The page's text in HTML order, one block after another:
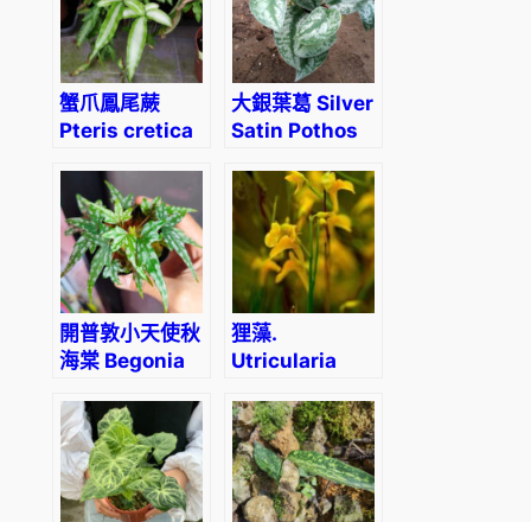
蟹爪鳳尾蕨
Pteris cretica
大銀葉葛 Silver
Satin Pothos
pictus
‘exotica’)
開普敦小天使秋
海棠 Begonia
‘Glasgow’
狸藻.
Utricularia
subsp.
firmula